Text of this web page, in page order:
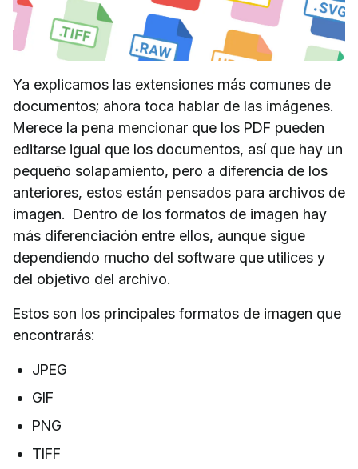
Ya explicamos las extensiones más comunes de
documentos; ahora toca hablar de las imágenes.
Merece la pena mencionar que los PDF pueden
editarse igual que los documentos, así que hay un
pequeño solapamiento, pero a diferencia de los
anteriores, estos están pensados para archivos de
imagen. Dentro de los formatos de imagen hay
más diferenciación entre ellos, aunque sigue
dependiendo mucho del software que utilices y
del objetivo del archivo.
Estos son los principales formatos de imagen que
encontrarás:
JPEG
GIF
PNG
TIFF